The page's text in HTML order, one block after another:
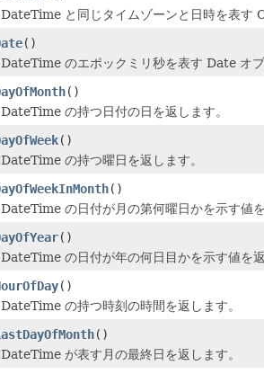
DateTime と同じタイムゾーンと日時を表す
()
のエポックミリ秒を表す Date オブ
()
の持つ日付の日を返します。
()
の持つ曜日を返します。
()
の日付が月の第何曜日かを示す値を
()
の日付が年の何日目かを示す値を返
()
の持つ時刻の時間を返します。
()
が表す月の最終日を返します。